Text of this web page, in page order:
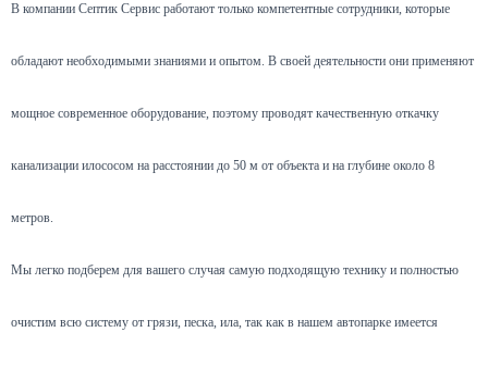
В компании Септик Сервис работают только компетентные сотрудники, которые
обладают необходимыми знаниями и опытом. В своей деятельности они применяют
мощное современное оборудование, поэтому проводят качественную откачку
канализации илососом на расстоянии до 50 м от объекта и на глубине около 8
метров.
Мы легко подберем для вашего случая самую подходящую технику и полностью
очистим всю систему от грязи, песка, ила, так как в нашем автопарке имеется